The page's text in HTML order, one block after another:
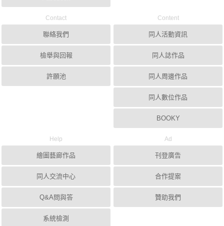
Contact
聯絡我們
檢舉與回報
許願池
Content
同人活動資訊
同人誌作品
同人周邊作品
同人數位作品
BOOKY
Help
繪圖藝廊作品
同人交流中心
Q&A問與答
系統檢測
Ad
刊登廣告
合作提案
贊助我們